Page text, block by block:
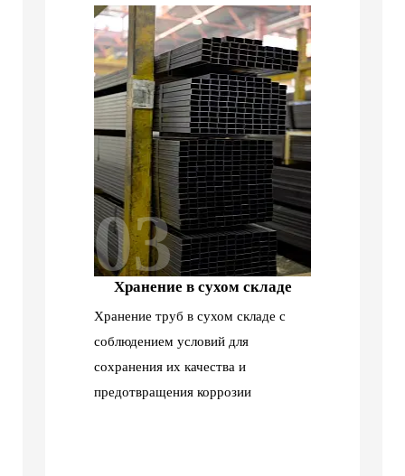
03
Хранение в сухом складе
Хранение труб в сухом складе с
соблюдением условий для
сохранения их качества и
предотвращения коррозии